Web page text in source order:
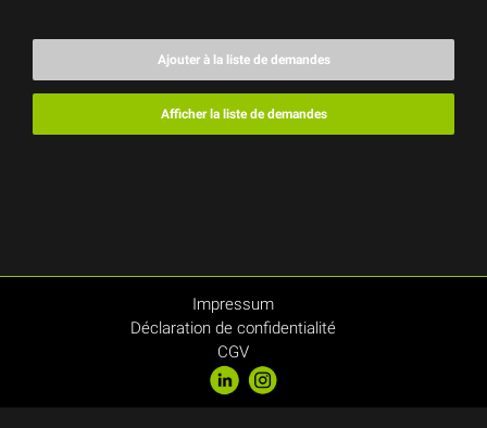
Ajouter à la liste de demandes
Afficher la liste de demandes
Impressum
Déclaration de confidentialité
CGV